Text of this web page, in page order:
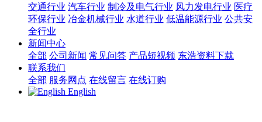
交通行业 汽车行业 制冷及电气行业 风力发电行业 医疗
环保行业 冶金机械行业 水道行业 低温能源行业 公共安
全行业
新闻中心
全部 公司新闻 常见问答 产品短视频 东浩资料下载
联系我们
全部 服务网点 在线留言 在线订购
English